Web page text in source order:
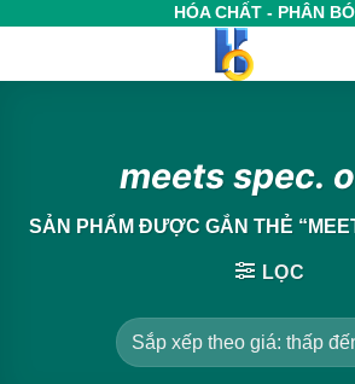
HÓA CHẤT - PHÂN
meets spec.
SẢN PHẨM ĐƯỢC GẮN THẺ
LỌC